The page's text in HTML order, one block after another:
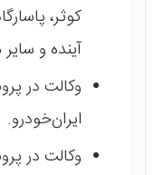
کوثر،
آینده و
وکالت در
ایران‌خودرو.
وکالت در